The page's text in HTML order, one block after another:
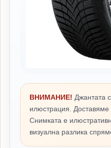
ВНИМАНИЕ! Джантата
илюстрация. Доставяме
Снимката е
визуална разлика